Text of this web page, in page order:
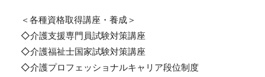
＜各種資格取得講座・養成＞
◇介護支援専門員試験対策講座
◇介護福祉士国家試験対策講座
◇介護プロフェッショナルキャリア段位制度